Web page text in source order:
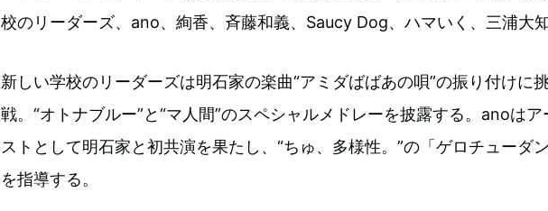
校のリーダーズ、ano、絢香、斉藤和義、Saucy Dog、ハマいく、三浦大
新しい学校のリーダーズは明石家の楽曲“アミダばばあの唄”の振り付けに
戦。“オトナブルー”と“マ人間”のスペシャルメドレーを披露する。anoはア
ストとして明石家と初共演を果たし、“ちゅ、多様性。”の「ゲロチューダ
を指導する。